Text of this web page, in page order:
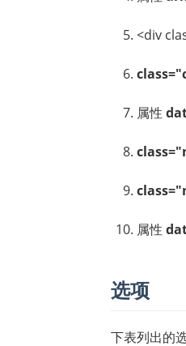
<div
属性
属性
选项
下表列出的